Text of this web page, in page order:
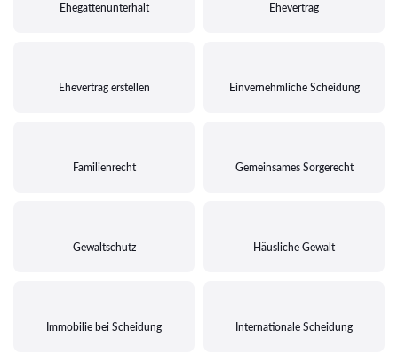
Ehegattenunterhalt Ehevertrag
Ehevertrag erstellen Einvernehmliche Scheidung
Familienrecht Gemeinsames Sorgerecht
Gewaltschutz Häusliche Gewalt
Immobilie bei Scheidung Internationale Scheidung